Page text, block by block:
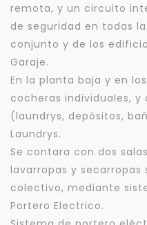
remota, y un circuito
de seguridad en todas
conjunto y de los
Garaje.
En la planta baja y en
cocheras individuales, y
(laundrys, depósitos,
Laundrys.
Se contara con dos
lavarropas y secarropas
colectivo, mediante
Portero Electrico.